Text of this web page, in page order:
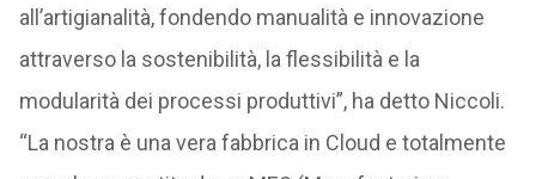
all’artigianalità, fondendo manualità e innovazione
attraverso la sostenibilità, la flessibilità e la
modularità dei processi produttivi”, ha detto Niccoli.
“La nostra è una vera fabbrica in Cloud e totalmente